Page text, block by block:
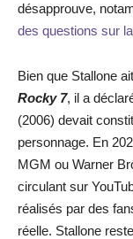
désapprouve,
des questions sur
Bien que Stallone
Rocky 7, il a
(2006) devait
personnage. En
MGM ou Warner
circulant sur
réalisés par des
réelle. Stallone